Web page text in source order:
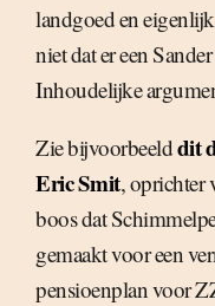
landgoed en
niet dat er een
Inhoudelijke
Zie bijvoorbeelddit
Eric Smit, oprichter
boos dat
gemaakt voor een
pensioenplan voor